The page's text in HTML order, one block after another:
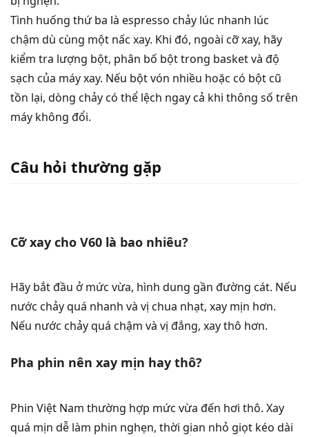
Tình huống thứ ba là espresso chảy lúc nhanh lúc
chậm dù cùng một nấc xay. Khi đó, ngoài cỡ xay, hãy
kiểm tra lượng bột, phân bố bột trong basket và độ
sạch của máy xay. Nếu bột vón nhiều hoặc có bột cũ
tồn lại, dòng chảy có thể lệch ngay cả khi thông số trên
máy không đổi.
Câu hỏi thường gặp
Cỡ xay cho V60 là bao nhiêu?
Hãy bắt đầu ở mức vừa, hình dung gần đường cát. Nếu
nước chảy quá nhanh và vị chua nhạt, xay mịn hơn.
Nếu nước chảy quá chậm và vị đắng, xay thô hơn.
Pha phin nên xay mịn hay thô?
Phin Việt Nam thường hợp mức vừa đến hơi thô. Xay
quá mịn dễ làm phin nghẹn, thời gian nhỏ giọt kéo dài